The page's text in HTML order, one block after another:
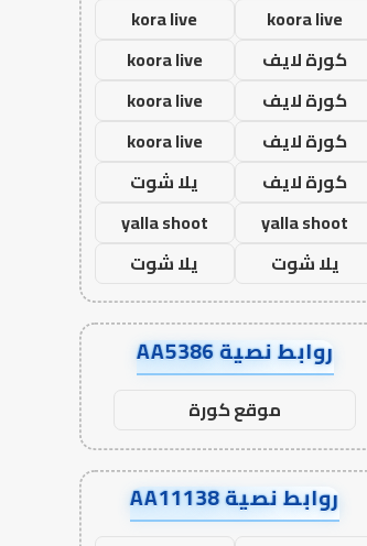
koora live
kora live
كورة لايف
koora live
كورة لايف
koora live
كورة لايف
koora live
كورة لايف
يلا شوت
yalla shoot
yalla shoot
يلا شوت
يلا شوت
روابط نصية AA5386
موقع كورة
روابط نصية AA11138